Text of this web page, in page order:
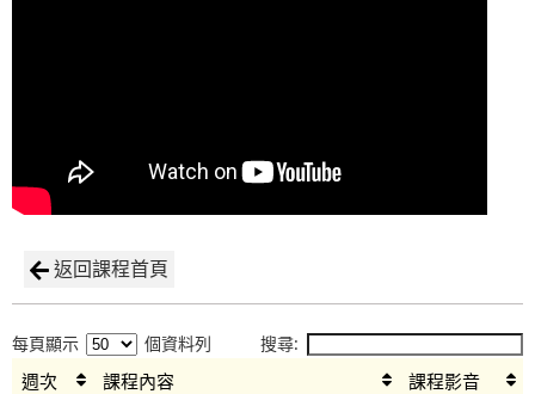
返回課程首頁
每頁顯示 個資料列 搜尋:
週次 課程內容
課程影音